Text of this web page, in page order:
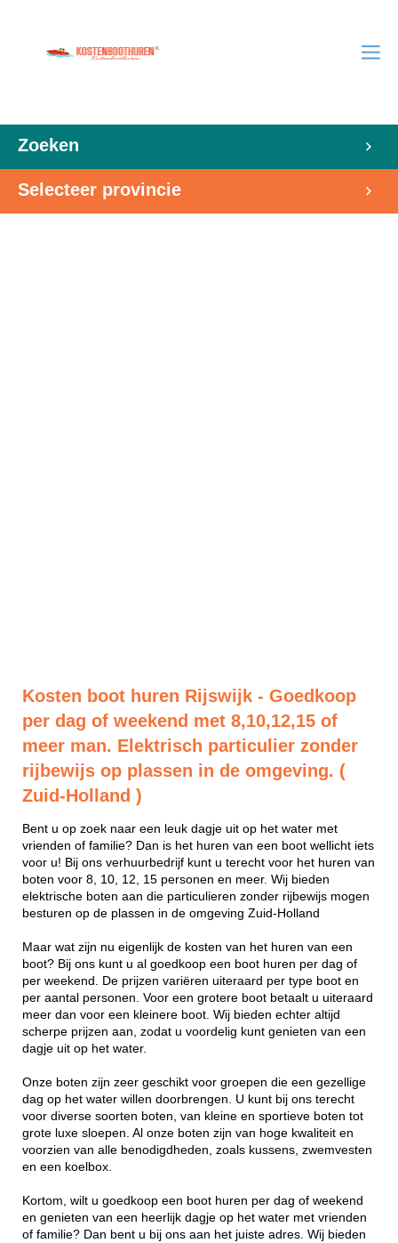
Zoeken
Selecteer provincie
Kosten boot huren Rijswijk - Goedkoop
per dag of weekend met 8,10,12,15 of
meer man. Elektrisch particulier zonder
rijbewijs op plassen in de omgeving. (
Zuid-Holland )
Bent u op zoek naar een leuk dagje uit op het water met
vrienden of familie? Dan is het huren van een boot wellicht iets
voor u! Bij ons verhuurbedrijf kunt u terecht voor het huren van
boten voor 8, 10, 12, 15 personen en meer. Wij bieden
elektrische boten aan die particulieren zonder rijbewijs mogen
besturen op de plassen in de omgeving Zuid-Holland
Maar wat zijn nu eigenlijk de kosten van het huren van een
boot? Bij ons kunt u al goedkoop een boot huren per dag of
per weekend. De prijzen variëren uiteraard per type boot en
per aantal personen. Voor een grotere boot betaalt u uiteraard
meer dan voor een kleinere boot. Wij bieden echter altijd
scherpe prijzen aan, zodat u voordelig kunt genieten van een
dagje uit op het water.
Onze boten zijn zeer geschikt voor groepen die een gezellige
dag op het water willen doorbrengen. U kunt bij ons terecht
voor diverse soorten boten, van kleine en sportieve boten tot
grote luxe sloepen. Al onze boten zijn van hoge kwaliteit en
voorzien van alle benodigdheden, zoals kussens, zwemvesten
en een koelbox.
Kortom, wilt u goedkoop een boot huren per dag of weekend
en genieten van een heerlijk dagje op het water met vrienden
of familie? Dan bent u bij ons aan het juiste adres. Wij bieden